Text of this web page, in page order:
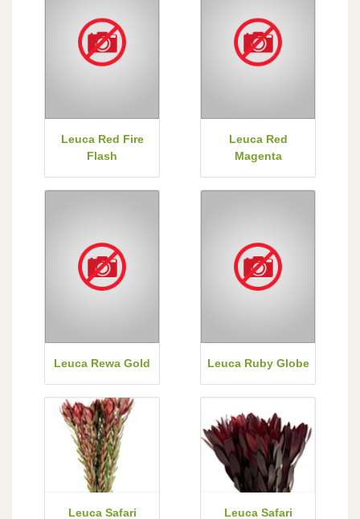
Leuca Red Fire
Flash
Leuca Red
Magenta
Leuca Rewa Gold Leuca Ruby Globe
Leuca Safari
Leuca Safari